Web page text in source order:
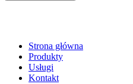
Strona główna
Produkty
Usługi
Kontakt